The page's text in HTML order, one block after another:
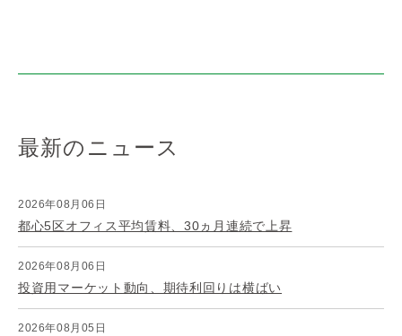
最新のニュース
2026年08月06日
都心5区オフィス平均賃料、30ヵ月連続で上昇
2026年08月06日
投資用マーケット動向、期待利回りは横ばい
2026年08月05日